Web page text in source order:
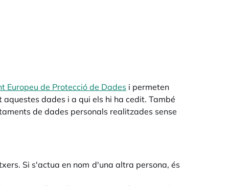
Europeu de Protecció de Dades opens in a new tab
i permeten
dades i a qui els hi ha cedit. També
de dades personals realitzades sense
Si s'actua en nom d'una altra persona, és